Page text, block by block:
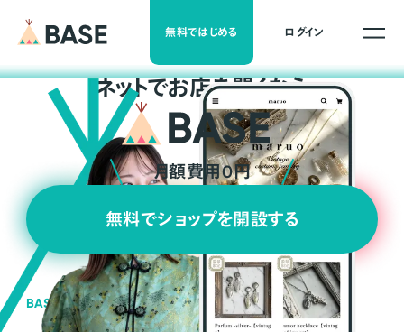
無料ではじめる ログイン
ネットでお店を開くなら
月額費用0円
無料でショップを開設する
BASEの強み